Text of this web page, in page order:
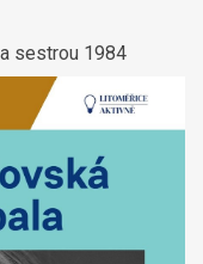
sestrou 1984